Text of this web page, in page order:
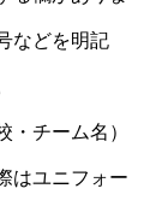
などを明記
・チーム名）
はユニフォー